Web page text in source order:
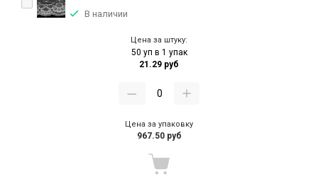
В наличии
Цена за штуку:
50 уп в 1 упак
21.29 руб
Цена за упаковку
967.50 руб